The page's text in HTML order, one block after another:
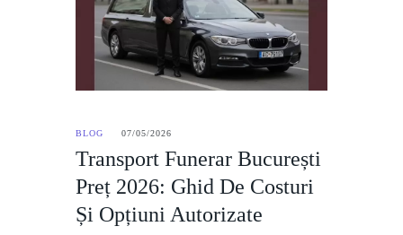
BLOG 07/05/2026
Transport Funerar București
Preț 2026: Ghid De Costuri
Și Opțiuni Autorizate